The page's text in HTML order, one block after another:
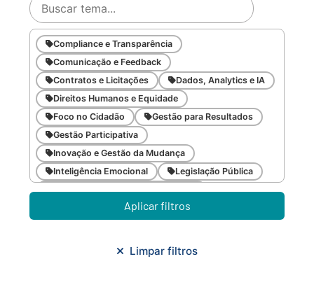
Compliance e Transparência
Comunicação e Feedback
Contratos e Licitações
Dados, Analytics e IA
Direitos Humanos e Equidade
Foco no Cidadão
Gestão para Resultados
Gestão Participativa
Inovação e Gestão da Mudança
Inteligência Emocional
Legislação Pública
Meio Ambiente e Sustentabilidade
Metodologias Ágeis
Orçamento e Finanças
Planejamento Urbano/Mobilidade
Aplicar filtros
Limpar filtros